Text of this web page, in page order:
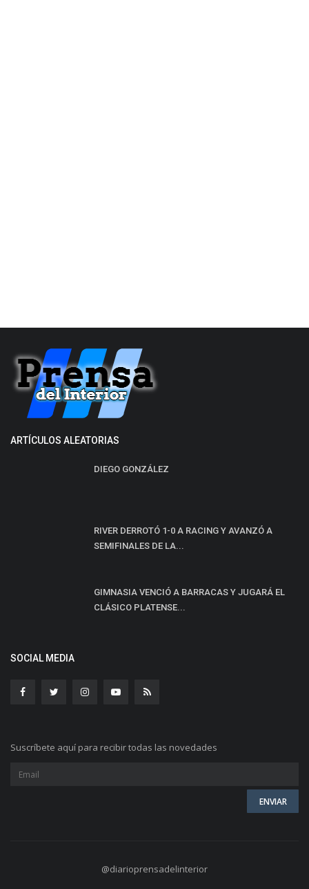
ARTÍCULOS ALEATORIAS
DIEGO GONZÁLEZ
RIVER DERROTÓ 1-0 A RACING Y AVANZÓ A
SEMIFINALES DE LA...
GIMNASIA VENCIÓ A BARRACAS Y JUGARÁ EL
CLÁSICO PLATENSE...
SOCIAL MEDIA
Suscríbete aquí para recibir todas las novedades
@diarioprensadelinterior